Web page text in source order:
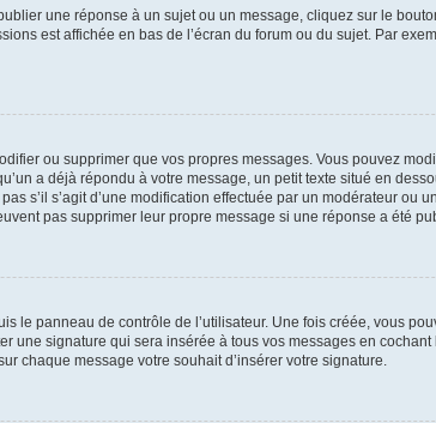
une réponse à un sujet ou un message, cliquez sur le
est affichée en bas de l’écran du forum ou du sujet. Par
ou supprimer que vos propres messages. Vous pouvez
a déjà répondu à votre message, un petit texte situé en
s’il s’agit d’une modification effectuée par un modérateur ou
pas supprimer leur propre message si une réponse a été
le panneau de contrôle de l’utilisateur. Une fois créée, vous
une signature qui sera insérée à tous vos messages en
chaque message votre souhait d’insérer votre signature.